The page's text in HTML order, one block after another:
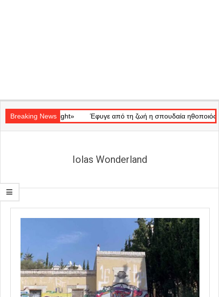
Navigation
Menu
Breaking News
«Ray of Light» Έφυγε από τη ζωή η σπουδαία ηθοποιός Μάρω
Iolas Wonderland